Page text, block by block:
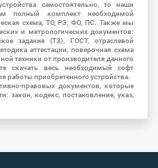
самостоятельно, то наши
полный комплект необходимой
схема, ТО, РЭ, ФО, ПС. Также мы
и метрологических документов:
задание (ТЗ), ГОСТ, отраслевой
аттестации, поверочная схема
техники от производителя данного
скачать весь необходимый софт
работы приобретенного устройства.
правовых документов, которые
закон, кодекс, постановление, указ,